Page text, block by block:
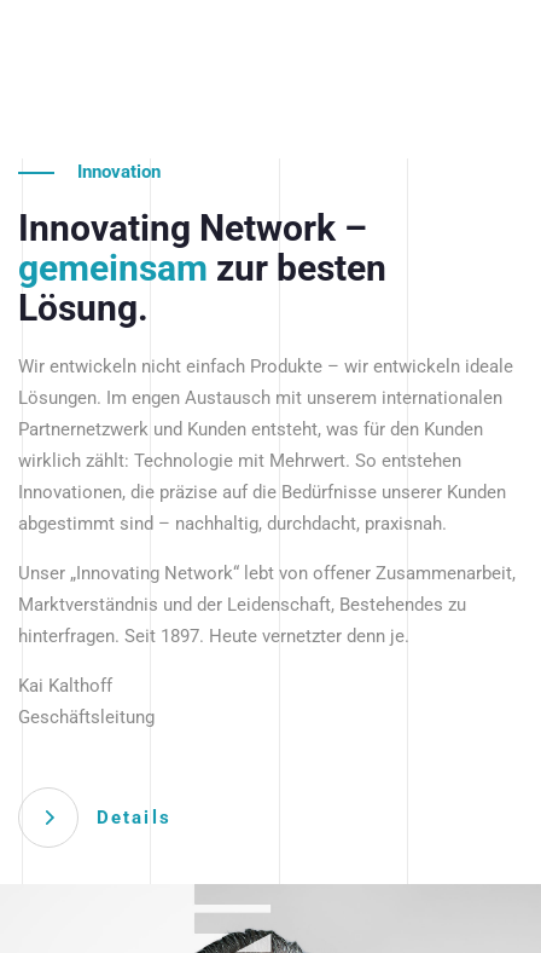
Innovation
Innovating Network –
gemeinsam zur besten
Lösung.
Wir entwickeln nicht einfach Produkte – wir entwickeln ideale
Lösungen. Im engen Austausch mit unserem internationalen
Partnernetzwerk und Kunden entsteht, was für den Kunden
wirklich zählt: Technologie mit Mehrwert. So entstehen
Innovationen, die präzise auf die Bedürfnisse unserer Kunden
abgestimmt sind – nachhaltig, durchdacht, praxisnah.
Unser „Innovating Network“ lebt von offener Zusammenarbeit,
Marktverständnis und der Leidenschaft, Bestehendes zu
hinterfragen. Seit 1897. Heute vernetzter denn je.
Kai Kalthoff
Geschäftsleitung
Details